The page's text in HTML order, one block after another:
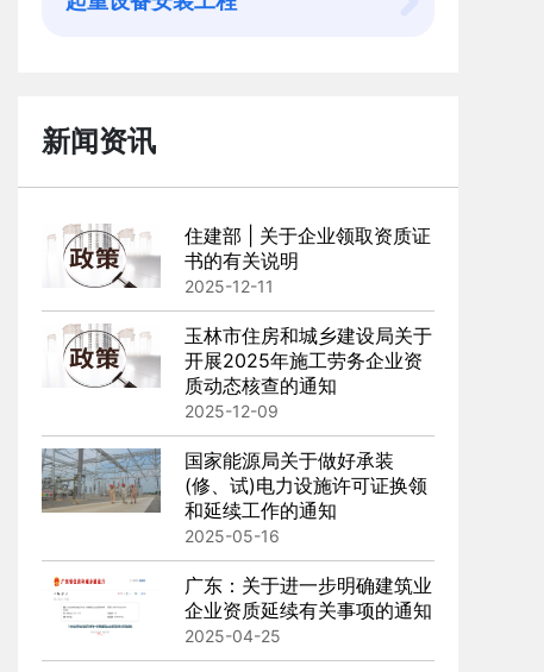
新闻资讯
住建部 | 关于企业领取资质证
书的有关说明
2025-12-11
玉林市住房和城乡建设局关于
开展2025年施工劳务企业资
质动态核查的通知
2025-12-09
国家能源局关于做好承装
(修、试)电力设施许可证换领
和延续工作的通知
2025-05-16
广东：关于进一步明确建筑业
企业资质延续有关事项的通知
2025-04-25
南宁-建筑公司安许新办-广西资质代办
在线咨询 查看案例